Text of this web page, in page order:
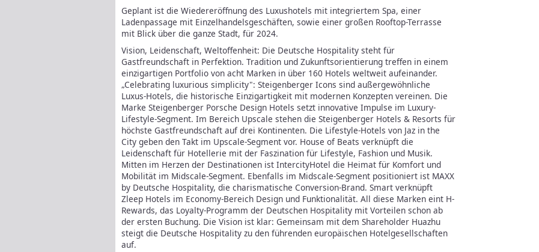
Geplant ist die Wiedereröffnung des Luxushotels mit integriertem Spa, einer
Ladenpassage mit Einzelhandelsgeschäften, sowie einer großen Rooftop-Terrasse
mit Blick über die ganze Stadt, für 2024.
Vision, Leidenschaft, Weltoffenheit: Die Deutsche Hospitality steht für
Gastfreundschaft in Perfektion. Tradition und Zukunftsorientierung treffen in einem
einzigartigen Portfolio von acht Marken in über 160 Hotels weltweit aufeinander.
„Celebrating luxurious simplicity": Steigenberger Icons sind außergewöhnliche
Luxus-Hotels, die historische Einzigartigkeit mit modernen Konzepten vereinen. Die
Marke Steigenberger Porsche Design Hotels setzt innovative Impulse im Luxury-
Lifestyle-Segment. Im Bereich Upscale stehen die Steigenberger Hotels & Resorts für
höchste Gastfreundschaft auf drei Kontinenten. Die Lifestyle-Hotels von Jaz in the
City geben den Takt im Upscale-Segment vor. House of Beats verknüpft die
Leidenschaft für Hotellerie mit der Faszination für Lifestyle, Fashion und Musik.
Mitten im Herzen der Destinationen ist IntercityHotel die Heimat für Komfort und
Mobilität im Midscale-Segment. Ebenfalls im Midscale-Segment positioniert ist MAXX
by Deutsche Hospitality, die charismatische Conversion-Brand. Smart verknüpft
Zleep Hotels im Economy-Bereich Design und Funktionalität. All diese Marken eint H-
Rewards, das Loyalty-Programm der Deutschen Hospitality mit Vorteilen schon ab
der ersten Buchung. Die Vision ist klar: Gemeinsam mit dem Shareholder Huazhu
steigt die Deutsche Hospitality zu den führenden europäischen Hotelgesellschaften
auf.